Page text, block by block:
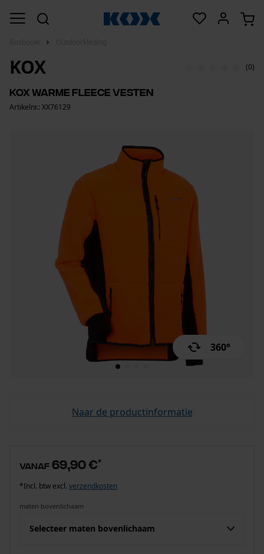
360°
KOX (0)
KOX warme fleece vesten
Artikelnr.: XX76129
Naar de productinformatie
vanaf 69,90 €*
*Incl. btw excl. verzendkosten
maten bovenlichaam
Selecteer maten bovenlichaam